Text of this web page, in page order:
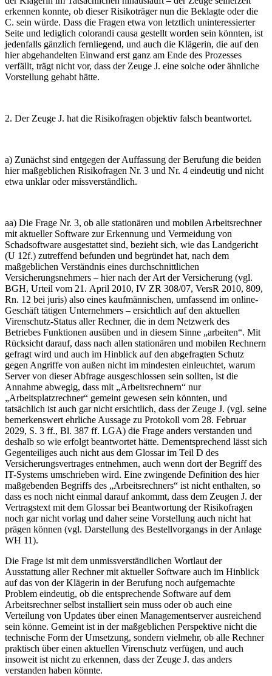
erkennen konnte, ob dieser Risikoträger nun die Beklagte oder die
C. sein würde. Dass die Fragen etwa von letztlich uninteressierter
Seite und lediglich colorandi causa gestellt worden sein könnten, ist
jedenfalls gänzlich fernliegend, und auch die Klägerin, die auf den
hier abgehandelten Einwand erst ganz am Ende des Prozesses
verfällt, trägt nicht vor, dass der Zeuge J. eine solche oder ähnliche
Vorstellung gehabt hätte.
2. Der Zeuge J. hat die Risikofragen objektiv falsch beantwortet.
a) Zunächst sind entgegen der Auffassung der Berufung die beiden
hier maßgeblichen Risikofragen Nr. 3 und Nr. 4 eindeutig und nicht
etwa unklar oder missverständlich.
aa) Die Frage Nr. 3, ob alle stationären und mobilen Arbeitsrechner
mit aktueller Software zur Erkennung und Vermeidung von
Schadsoftware ausgestattet sind, bezieht sich, wie das Landgericht
(U 12f.) zutreffend befunden und begründet hat, nach dem
maßgeblichen Verständnis eines durchschnittlichen
Versicherungsnehmers – hier nach der Art der Versicherung (vgl.
BGH, Urteil vom 21. April 2010, IV ZR 308/07, VersR 2010, 809,
Rn. 12 bei juris) also eines kaufmännischen, umfassend im online-
Geschäft tätigen Unternehmers – ersichtlich auf den aktuellen
Virenschutz-Status aller Rechner, die in dem Netzwerk des
Betriebes Funktionen ausüben und in diesem Sinne „arbeiten“. Mit
Rücksicht darauf, dass nach allen stationären und mobilen Rechnern
gefragt wird und auch im Hinblick auf den abgefragten Schutz
gegen Angriffe von außen nicht im mindesten einleuchtet, warum
Server von dieser Abfrage ausgeschlossen sein sollten, ist die
Annahme abwegig, dass mit „Arbeitsrechnern“ nur
„Arbeitsplatzrechner“ gemeint gewesen sein könnten, und
tatsächlich ist auch gar nicht ersichtlich, dass der Zeuge J. (vgl. seine
bemerkenswert ehrliche Aussage zu Protokoll vom 28. Februar
2029, S. 3 ff., Bl. 387 ff. LGA) die Frage anders verstanden und
deshalb so wie erfolgt beantwortet hätte. Dementsprechend lässt sich
Gegenteiliges auch nicht aus dem Glossar im Teil D des
Versicherungsvertrages entnehmen, auch wenn dort der Begriff des
IT-Systems umschrieben wird. Eine zwingende Definition des hier
maßgebenden Begriffs des „Arbeitsrechners“ ist nicht enthalten, so
dass es noch nicht einmal darauf ankommt, dass dem Zeugen J. der
Vertragstext mit dem Glossar bei Beantwortung der Risikofragen
noch gar nicht vorlag und daher seine Vorstellung auch nicht hat
prägen können (vgl. Darstellung des Bestellvorgangs in der Anlage
WH 11).
Die Frage ist mit dem unmissverständlichen Wortlaut der
Ausstattung aller Rechner mit aktueller Software auch im Hinblick
auf das von der Klägerin in der Berufung noch aufgemachte
Problem eindeutig, ob die entsprechende Software auf dem
Arbeitsrechner selbst installiert sein muss oder ob auch eine
Verteilung von Updates über einen Managementserver ausreichend
sein könne. Gemeint ist in der maßgeblichen Perspektive nicht die
technische Form der Umsetzung, sondern vielmehr, ob alle Rechner
praktisch über einen aktuellen Virenschutz verfügen, und auch
insoweit ist nicht zu erkennen, dass der Zeuge J. das anders
verstanden haben könnte.